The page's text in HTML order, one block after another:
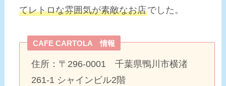
てレトロな雰囲気が素敵なお店でした。
CAFE CARTOLA 情報
住所：〒296-0001 千葉県鴨川市横渚
261-1 シャインビル2階